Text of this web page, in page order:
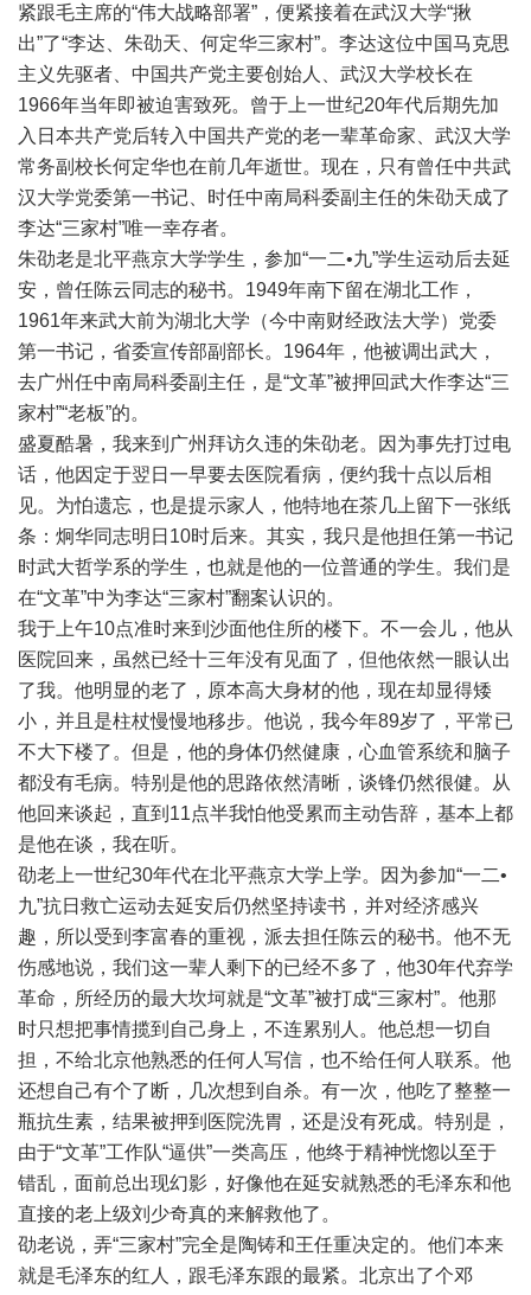
紧跟毛主席的“伟大战略部署”，便紧接着在武汉大学“揪
出”了“李达、朱劭天、何定华三家村”。李达这位中国马克思
主义先驱者、中国共产党主要创始人、武汉大学校长在
1966年当年即被迫害致死。曾于上一世纪20年代后期先加
入日本共产党后转入中国共产党的老一辈革命家、武汉大学
常务副校长何定华也在前几年逝世。现在，只有曾任中共武
汉大学党委第一书记、时任中南局科委副主任的朱劭天成了
李达“三家村”唯一幸存者。
朱劭老是北平燕京大学学生，参加“一二•九”学生运动后去延
安，曾任陈云同志的秘书。1949年南下留在湖北工作，
1961年来武大前为湖北大学（今中南财经政法大学）党委
第一书记，省委宣传部副部长。1964年，他被调出武大，
去广州任中南局科委副主任，是“文革”被押回武大作李达“三
家村”“老板”的。
盛夏酷暑，我来到广州拜访久违的朱劭老。因为事先打过电
话，他因定于翌日一早要去医院看病，便约我十点以后相
见。为怕遗忘，也是提示家人，他特地在茶几上留下一张纸
条：炯华同志明日10时后来。其实，我只是他担任第一书记
时武大哲学系的学生，也就是他的一位普通的学生。我们是
在“文革”中为李达“三家村”翻案认识的。
我于上午10点准时来到沙面他住所的楼下。不一会儿，他从
医院回来，虽然已经十三年没有见面了，但他依然一眼认出
了我。他明显的老了，原本高大身材的他，现在却显得矮
小，并且是柱杖慢慢地移步。他说，我今年89岁了，平常已
不大下楼了。但是，他的身体仍然健康，心血管系统和脑子
都没有毛病。特别是他的思路依然清晰，谈锋仍然很健。从
他回来谈起，直到11点半我怕他受累而主动告辞，基本上都
是他在谈，我在听。
劭老上一世纪30年代在北平燕京大学上学。因为参加“一二•
九”抗日救亡运动去延安后仍然坚持读书，并对经济感兴
趣，所以受到李富春的重视，派去担任陈云的秘书。他不无
伤感地说，我们这一辈人剩下的已经不多了，他30年代弃学
革命，所经历的最大坎坷就是“文革”被打成“三家村”。他那
时只想把事情揽到自己身上，不连累别人。他总想一切自
担，不给北京他熟悉的任何人写信，也不给任何人联系。他
还想自己有个了断，几次想到自杀。有一次，他吃了整整一
瓶抗生素，结果被押到医院洗胃，还是没有死成。特别是，
由于“文革”工作队“逼供”一类高压，他终于精神恍惚以至于
错乱，面前总出现幻影，好像他在延安就熟悉的毛泽东和他
直接的老上级刘少奇真的来解救他了。
劭老说，弄“三家村”完全是陶铸和王任重决定的。他们本来
就是毛泽东的红人，跟毛泽东跟的最紧。北京出了个邓